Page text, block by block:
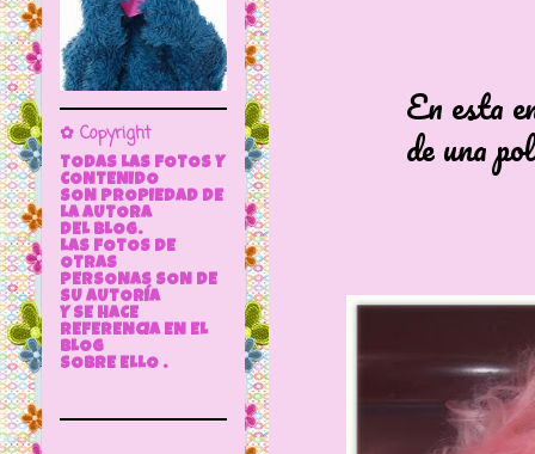
En esta
de una polilla
✿ Copyright
TODAS LAS FOTOS Y
CONTENIDO
SON PROPIEDAD DE
LA AUTORA
DEL BLOG.
LAS FOTOS DE
OTRAS
PERSONAS SON DE
SU AUTORÍA
Y SE HACE
REFERENCIA EN EL
BLOG
SOBRE ELLO .